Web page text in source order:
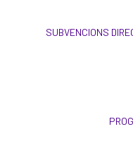
SUBVENCIONS